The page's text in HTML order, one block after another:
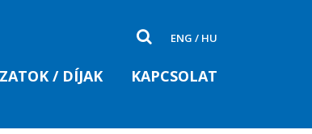
ENG / HU
/ DÍJAK KAPCSOLAT